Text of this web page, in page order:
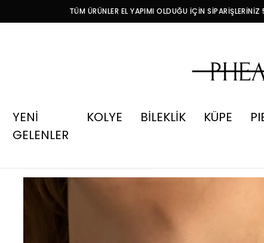
TÜM ÜRÜNLER EL YAPIMI OLDUĞU İÇİN
YENİ
GELENLER
KOLYE BİLEKLİK KÜPE